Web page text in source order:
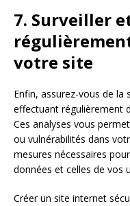
7. Surveiller
votre site
Enfin, assurez-vous de
effectuant régulièrement
Ces analyses vous
ou vulnérabilités dans
mesures nécessaires
données et celles de vos
Créer un site internet